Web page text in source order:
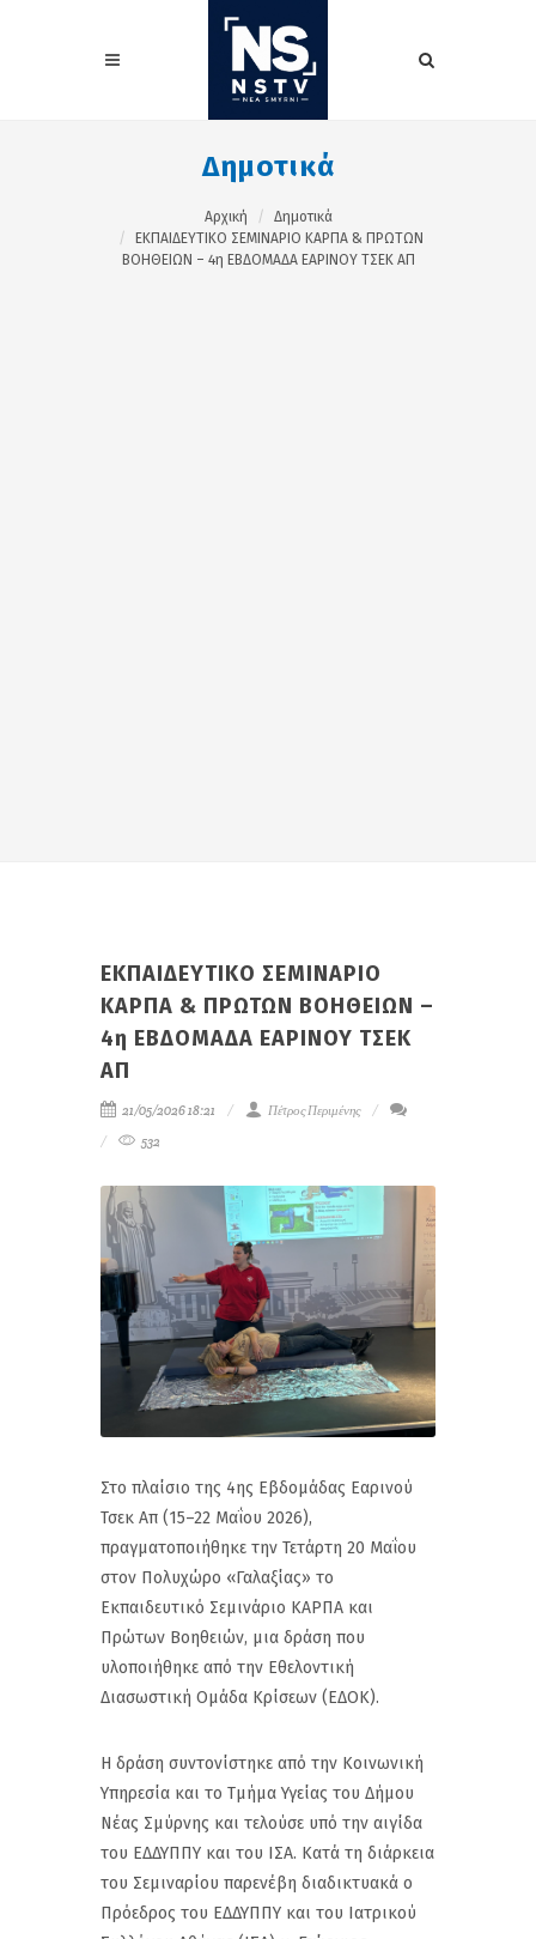
Δημοτικά
Αρχική
Δημοτικά
ΕΚΠΑΙΔΕΥΤΙΚΟ ΣΕΜΙΝΑΡΙΟ ΚΑΡΠΑ & ΠΡΩΤΩΝ
ΒΟΗΘΕΙΩΝ – 4η ΕΒΔΟΜΑΔΑ ΕΑΡΙΝΟΥ ΤΣΕΚ ΑΠ
ΕΚΠΑΙΔΕΥΤΙΚΟ ΣΕΜΙΝΑΡΙΟ
ΚΑΡΠΑ & ΠΡΩΤΩΝ ΒΟΗΘΕΙΩΝ –
4η ΕΒΔΟΜΑΔΑ ΕΑΡΙΝΟΥ ΤΣΕΚ
ΑΠ
21/05/2026 18:21
Πέτρος Περιμένης
532
Στο πλαίσιο της 4ης Εβδομάδας Εαρινού
Τσεκ Απ (15–22 Μαΐου 2026),
πραγματοποιήθηκε την Τετάρτη 20 Μαΐου
στον Πολυχώρο «Γαλαξίας» το
Εκπαιδευτικό Σεμινάριο ΚΑΡΠΑ και
Πρώτων Βοηθειών, μια δράση που
υλοποιήθηκε από την Εθελοντική
Διασωστική Ομάδα Κρίσεων (ΕΔΟΚ).
Η δράση συντονίστηκε από την Κοινωνική
Υπηρεσία και το Τμήμα Υγείας του Δήμου
Νέας Σμύρνης και τελούσε υπό την αιγίδα
του ΕΔΔΥΠΠΥ και του ΙΣΑ. Κατά τη διάρκεια
του Σεμιναρίου παρενέβη διαδικτυακά ο
Πρόεδρος του ΕΔΔΥΠΠΥ και του Ιατρικού